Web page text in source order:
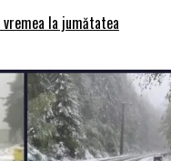
la jumătatea